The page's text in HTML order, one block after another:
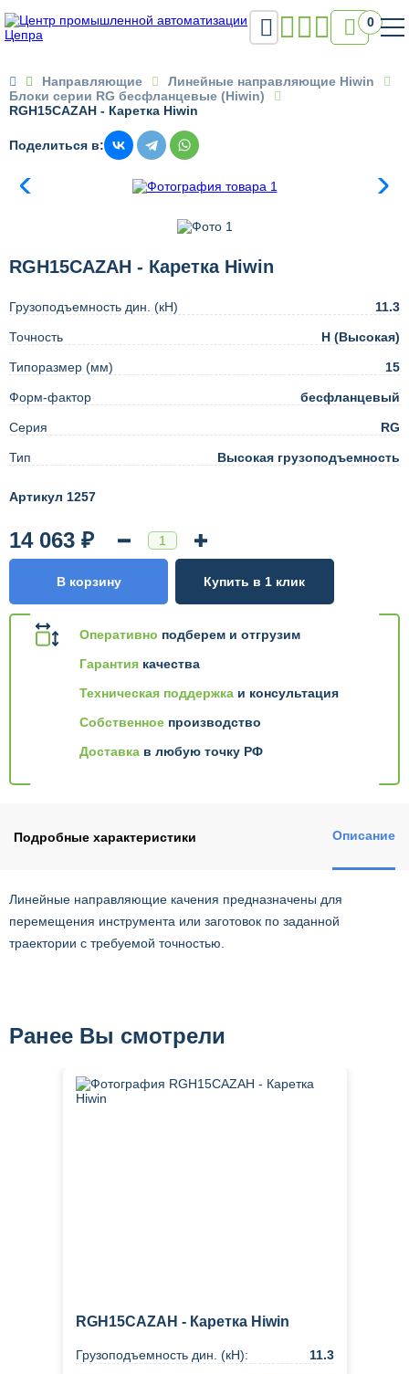
 0
 Направляющие
Линейные направляющие Hiwin
Блоки серии RG бесфланцевые (Hiwin)
RGH15CAZAH - Каретка Hiwin
Поделиться в:
RGH15CAZAH - Каретка Hiwin
Грузоподъемность дин. (кН) 11.3
Точность H (Высокая)
Типоразмер (мм) 15
Форм-фактор бесфланцевый
Серия RG
Тип Высокая грузоподъемность
Артикул 1257
Оперативно подберем и отгрузим
Гарантия качества
Техническая поддержка и консультация
Собственное производство
Доставка в любую точку РФ
14 063 ₽
В корзину Купить в 1 клик
Подробные характеристики Описание
Линейные направляющие качения предназначены для
перемещения инструмента или заготовок по заданной
траектории с требуемой точностью.
Ранее Вы смотрели
RGH15CAZAH - Каретка Hiwin
Грузоподъемность дин. (кН): 11.3